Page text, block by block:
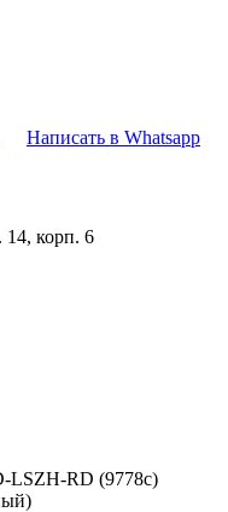
Написать в Whatsapp
корп. 6
LSZH-RD (9778c)